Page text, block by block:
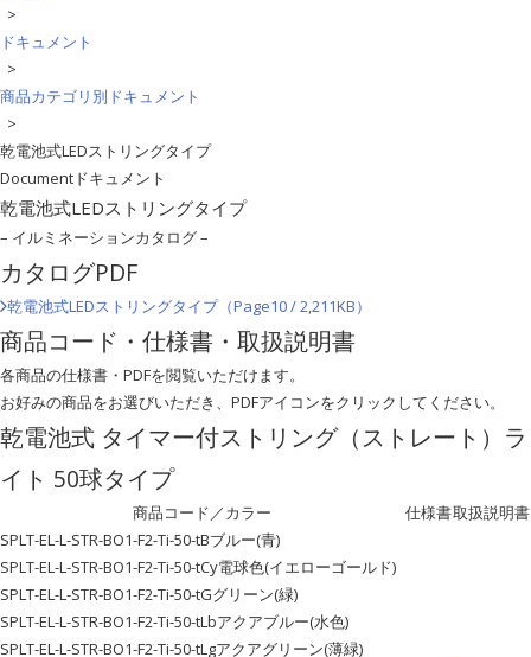
>
ドキュメント
>
商品カテゴリ別ドキュメント
>
乾電池式LEDストリングタイプ
Document ドキュメント
乾電池式LEDストリングタイプ
– イルミネーションカタログ –
カタログPDF
乾電池式LEDストリングタイプ（Page10 / 2,211KB）
商品コード・仕様書・取扱説明書
各商品の仕様書・PDFを閲覧いただけます。
お好みの商品をお選びいただき、PDFアイコンをクリックしてください。
乾電池式 タイマー付ストリング（ストレート）ラ
イト 50球タイプ
商品コード／カラー 仕様書取扱説明書
SPLT-EL-L-STR-BO1-F2-Ti-50-tBブルー(青)
SPLT-EL-L-STR-BO1-F2-Ti-50-tCy電球色(イエローゴールド)
SPLT-EL-L-STR-BO1-F2-Ti-50-tGグリーン(緑)
SPLT-EL-L-STR-BO1-F2-Ti-50-tLbアクアブルー(水色)
SPLT-EL-L-STR-BO1-F2-Ti-50-tLgアクアグリーン(薄緑)